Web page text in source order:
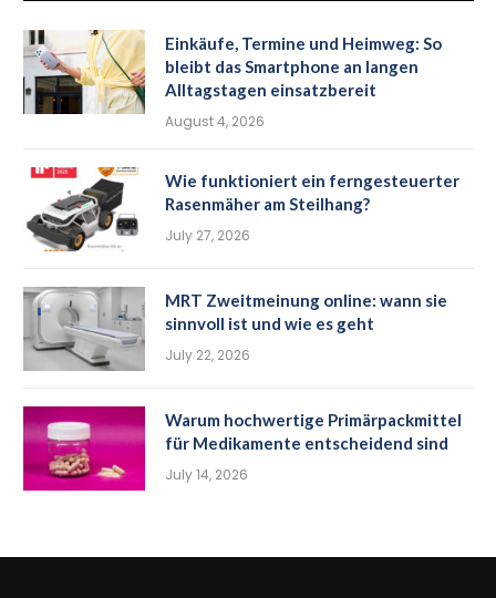
Einkäufe, Termine und Heimweg: So
bleibt das Smartphone an langen
Alltagstagen einsatzbereit
August 4, 2026
Wie funktioniert ein ferngesteuerter
Rasenmäher am Steilhang?
July 27, 2026
MRT Zweitmeinung online: wann sie
sinnvoll ist und wie es geht
July 22, 2026
Warum hochwertige Primärpackmittel
für Medikamente entscheidend sind
July 14, 2026